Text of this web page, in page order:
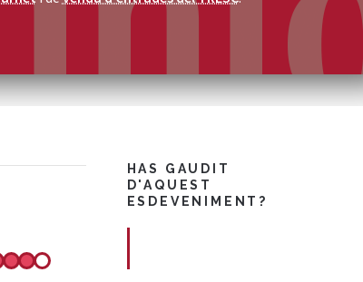
HAS GAUDIT
D'AQUEST
ESDEVENIMENT?